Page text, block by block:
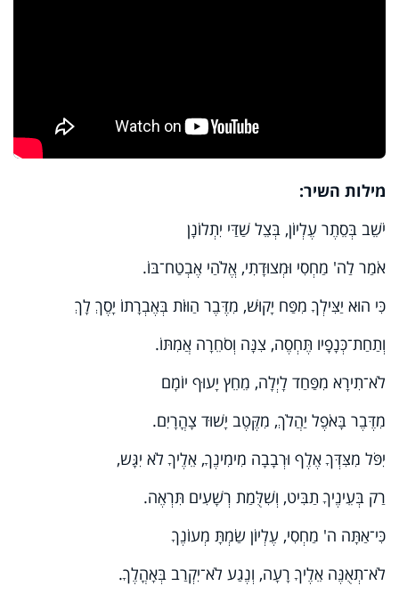
מילות השיר:
יֹשֵׁב בְּסֵתֶר עֶלְיוֹן, בְּצֵל שַׁדַּי יִתְלוֹנָן
אֹמַר לַה' מַחְסִי וּמְצוּדָתִי, אֱלֹהַי אֶבְטַח־בּוֹ.
כִּי הוּא יַצִּילְךָ מִפַּח יָקוּשׁ, מִדֶּבֶר הַוּוֹת בְּאֶבְרָתוֹ יָסֶךְ לָךְ
וְתַחַת־כְּנָפָיו תֶּחְסֶה, צִנָּה וְסֹחֵרָה אֲמִתּוֹ.
לֹא־תִירָא מִפַּחַד לָיְלָה, מֵחֵץ יָעוּף יוֹמָם
מִדֶּבֶר בָּאֹפֶל יַהֲלֹךְ, מִקֶּטֶב יָשׁוּד צָהֳרָיִם.
יִפֹּל מִצִּדְּךָ אֶלֶף וּרְבָבָה מִימִינֶךָ, אֵלֶיךָ לֹא יִגָּש,
רַק בְּעֵינֶיךָ תַבִּיט, וְשִׁלֻּמַת רְשָׁעִים תִּרְאֶה.
כִּי־אַתָּה ה' מַחְסִי, עֶלְיוֹן שַׂמְתָּ מְעוֹנֶךָ
לֹא־תְאֻנֶּה אֵלֶיךָ רָעָה, וְנֶגַע לֹא־יִקְרַב בְּאָהֳלֶךָ.